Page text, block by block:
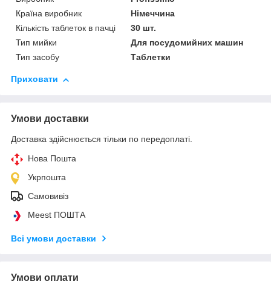
Країна виробник
Німеччина
Кількість таблеток в пачці
30 шт.
Тип мийки
Для посудомийних машин
Тип засобу
Таблетки
Приховати
Умови доставки
Доставка здійснюється тільки по передоплаті.
Нова Пошта
Укрпошта
Самовивіз
Meest ПОШТА
Всі умови доставки
Умови оплати